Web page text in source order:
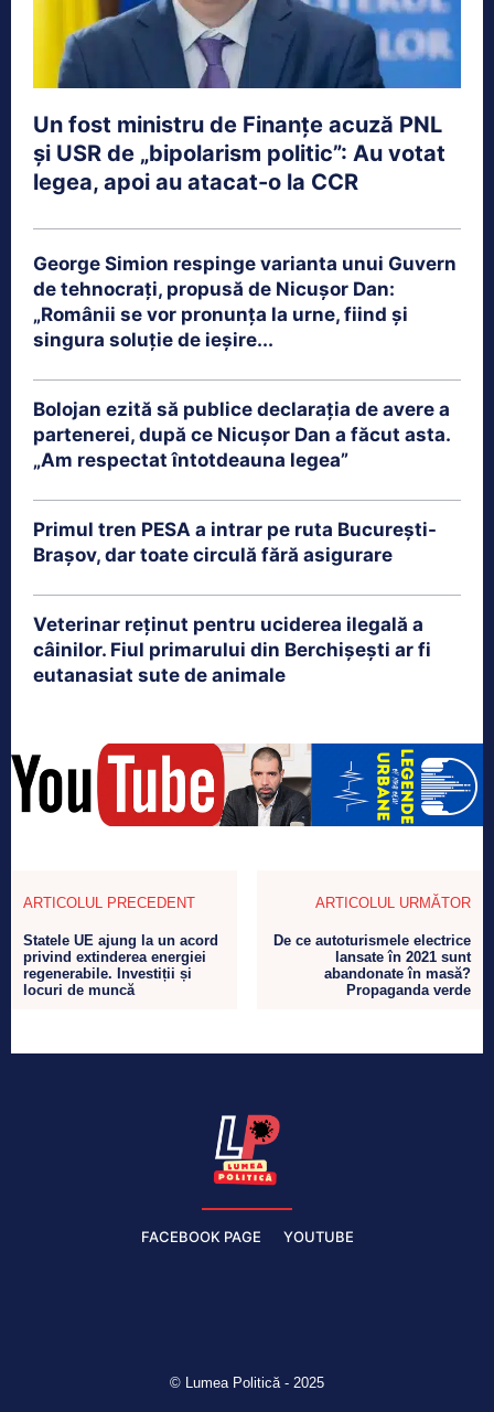
Un fost ministru de Finanțe acuză PNL
și USR de „bipolarism politic”: Au votat
legea, apoi au atacat-o la CCR
George Simion respinge varianta unui Guvern
de tehnocrați, propusă de Nicușor Dan:
„Românii se vor pronunța la urne, fiind și
singura soluție de ieșire...
Bolojan ezită să publice declarația de avere a
partenerei, după ce Nicușor Dan a făcut asta.
„Am respectat întotdeauna legea”
Primul tren PESA a intrar pe ruta București-
Brașov, dar toate circulă fără asigurare
Veterinar reținut pentru uciderea ilegală a
câinilor. Fiul primarului din Berchișești ar fi
eutanasiat sute de animale
ARTICOLUL PRECEDENT
Statele UE ajung la un acord
privind extinderea energiei
regenerabile. Investiții și
locuri de muncă
ARTICOLUL URMĂTOR
De ce autoturismele electrice
lansate în 2021 sunt
abandonate în masă?
Propaganda verde
FACEBOOK PAGE YOUTUBE
© Lumea Politică - 2025